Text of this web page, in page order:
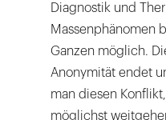
Diagnostik und
Massenphänomen
Ganzen möglich.
Anonymität endet
man diesen
möglichst